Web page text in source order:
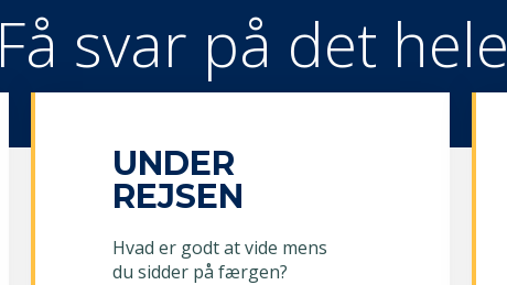
Få svar på det hele
UNDER
REJSEN
Hvad er godt at vide mens
du sidder på færgen?